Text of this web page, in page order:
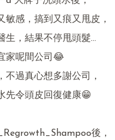
敏感，搞到又痕又甩皮，
生，結果不停甩頭髮...
家呢間公司😂
不過真心想多謝公司，
先令頭皮回復健康😁
後，